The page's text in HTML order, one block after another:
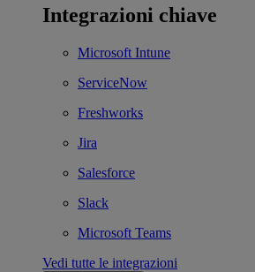
Integrazioni chiave
Microsoft Intune
ServiceNow
Freshworks
Jira
Salesforce
Slack
Microsoft Teams
Vedi tutte le integrazioni